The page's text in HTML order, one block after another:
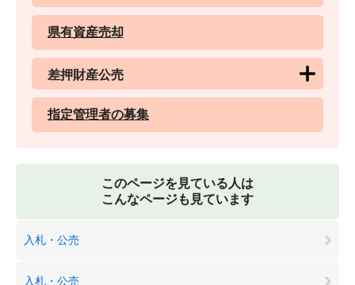
県有資産売却
差押財産公売
指定管理者の募集
このページを見ている人は
こんなページも見ています
入札・公売
入札・公売